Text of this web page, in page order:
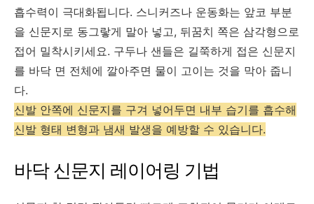
흡수력이 극대화됩니다. 스니커즈나 운동화는 앞코 부분
을 신문지로 동그랗게 말아 넣고, 뒤꿈치 쪽은 삼각형으로
접어 밀착시키세요. 구두나 샌들은 길쭉하게 접은 신문지
를 바닥 면 전체에 깔아주면 물이 고이는 것을 막아 줍니
다.
신발 안쪽에 신문지를 구겨 넣어두면 내부 습기를 흡수해
신발 형태 변형과 냄새 발생을 예방할 수 있습니다.
바닥 신문지 레이어링 기법